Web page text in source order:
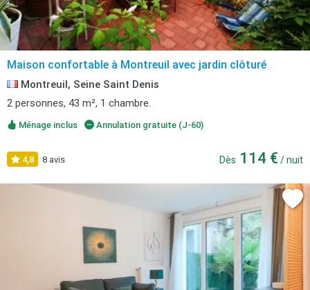
Maison confortable à Montreuil avec jardin clôturé
Montreuil, Seine Saint Denis
2 personnes, 43 m², 1 chambre.
Ménage inclus Annulation gratuite (J-60)
4,8 8 avis Dès 114 € / nuit